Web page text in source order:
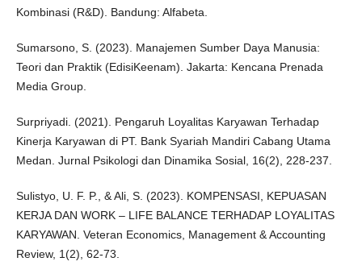
Kombinasi (R&D). Bandung: Alfabeta.
Sumarsono, S. (2023). Manajemen Sumber Daya Manusia:
Teori dan Praktik (EdisiKeenam). Jakarta: Kencana Prenada
Media Group.
Surpriyadi. (2021). Pengaruh Loyalitas Karyawan Terhadap
Kinerja Karyawan di PT. Bank Syariah Mandiri Cabang Utama
Medan. Jurnal Psikologi dan Dinamika Sosial, 16(2), 228-237.
Sulistyo, U. F. P., & Ali, S. (2023). KOMPENSASI, KEPUASAN
KERJA DAN WORK – LIFE BALANCE TERHADAP LOYALITAS
KARYAWAN. Veteran Economics, Management & Accounting
Review, 1(2), 62-73.